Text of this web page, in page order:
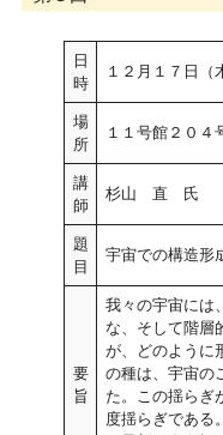
日
時
１２月１７日
場
所
１１号館２０４
講
師
杉山 直 氏 （
題
目
宇宙での構造形
要
旨
我々の宇宙には
な、そして階層
が、どのように
の種は、宇宙の
た。この揺らぎ
度揺らぎである